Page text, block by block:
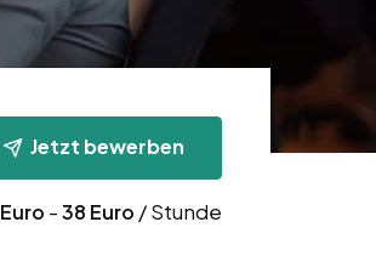
Jetzt bewerben
Euro -38 Euro / Stunde